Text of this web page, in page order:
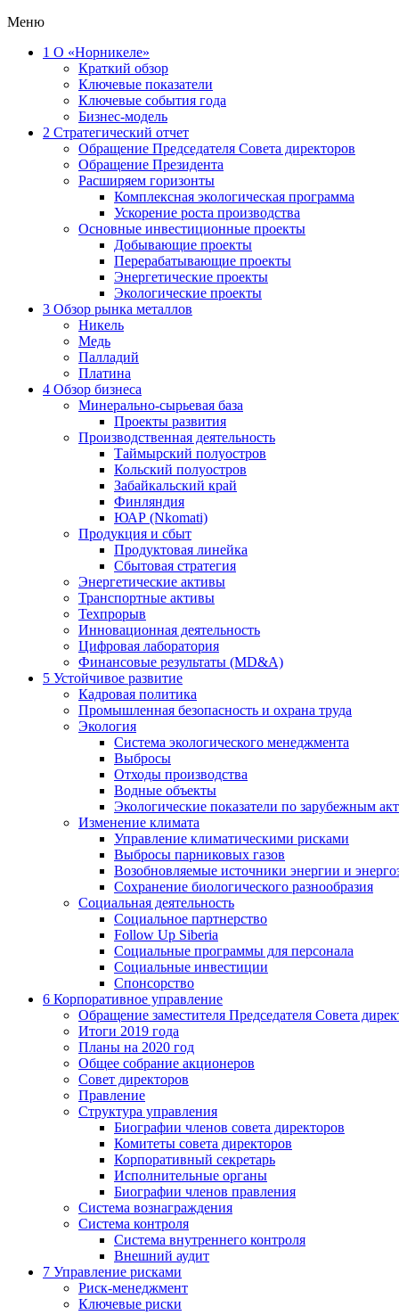
Меню
1 О «Норникеле»
Краткий обзор
Ключевые показатели
Ключевые события года
Бизнес-модель
2 Стратегический отчет
Обращение Председателя Совета директоров
Обращение Президента
Расширяем горизонты
Комплексная экологическая программа
Ускорение роста производства
Основные инвестиционные проекты
Добывающие проекты
Перерабатывающие проекты
Энергетические проекты
Экологические проекты
3 Обзор рынка металлов
Никель
Медь
Палладий
Платина
4 Обзор бизнеса
Минерально-сырьевая база
Проекты развития
Производственная деятельность
Таймырский полуостров
Кольский полуостров
Забайкальский край
Финляндия
ЮАР (Nkomati)
Продукция и сбыт
Продуктовая линейка
Сбытовая стратегия
Энергетические активы
Транспортные активы
Техпрорыв
Инновационная деятельность
Цифровая лаборатория
Финансовые результаты (MD&A)
5 Устойчивое развитие
Кадровая политика
Промышленная безопасность и охрана труда
Экология
Система экологического менеджмента
Выбросы
Отходы производства
Водные объекты
Экологические показатели по зарубежным
Изменение климата
Управление климатическими рисками
Выбросы парниковых газов
Возобновляемые источники энергии и
Сохранение биологического разнообразия
Социальная деятельность
Социальное партнерство
Follow Up Siberia
Социальные программы для персонала
Социальные инвестиции
Спонсорство
6 Корпоративное управление
Обращение заместителя Председателя Совета
Итоги 2019 года
Планы на 2020 год
Общее собрание акционеров
Совет директоров
Правление
Структура управления
Биографии членов совета директоров
Комитеты совета директоров
Корпоративный секретарь
Исполнительные органы
Биографии членов правления
Система вознаграждения
Система контроля
Система внутреннего контроля
Внешний аудит
7 Управление рисками
Риск-менеджмент
Ключевые риски